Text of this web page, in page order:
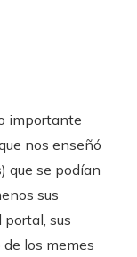
importante
nos enseñó
que se podían
sus
portal, sus
los memes